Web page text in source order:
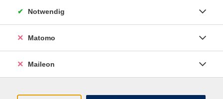
Notwendig
Matomo
Maileon